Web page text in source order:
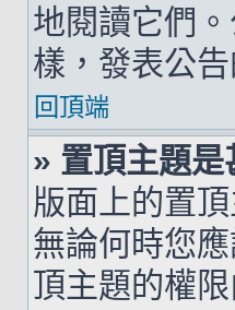
地閱讀它們
樣，發表公
回頂端
» 置頂主題是
版面上的置
無論何時您
頂主題的權